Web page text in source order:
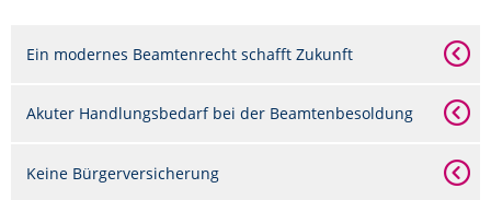
Ein modernes Beamtenrecht schafft Zukunft
Akuter Handlungsbedarf bei der Beamtenbesoldung
Keine Bürgerversicherung